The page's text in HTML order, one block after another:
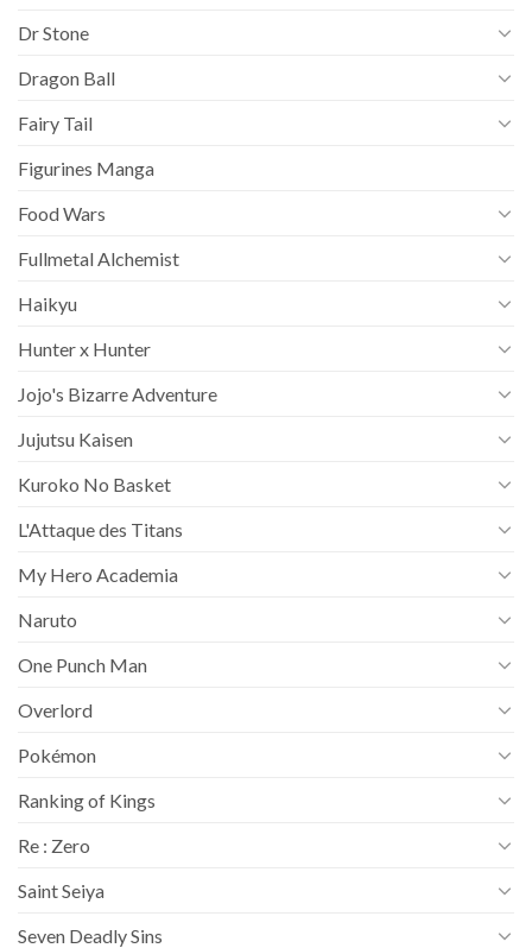
Dr Stone
Dragon Ball
Fairy Tail
Figurines Manga
Food Wars
Fullmetal Alchemist
Haikyu
Hunter x Hunter
Jojo's Bizarre Adventure
Jujutsu Kaisen
Kuroko No Basket
L'Attaque des Titans
My Hero Academia
Naruto
One Punch Man
Overlord
Pokémon
Ranking of Kings
Re : Zero
Saint Seiya
Seven Deadly Sins